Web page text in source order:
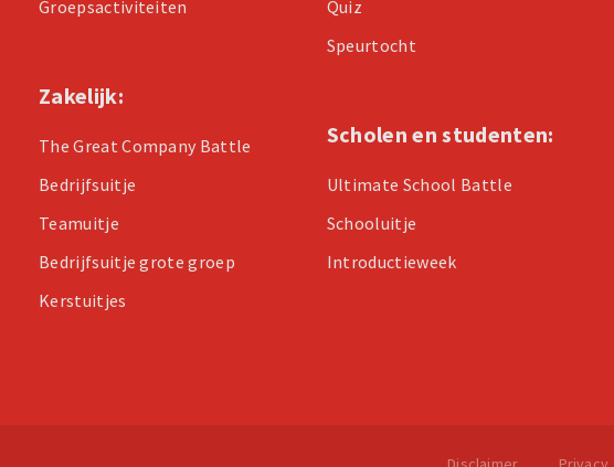
Groepsactiviteiten
Zakelijk:
The Great Company Battle
Bedrijfsuitje
Teamuitje
Bedrijfsuitje grote groep
Kerstuitjes
Quiz
Speurtocht
Scholen en studenten:
Ultimate School Battle
Schooluitje
Introductieweek